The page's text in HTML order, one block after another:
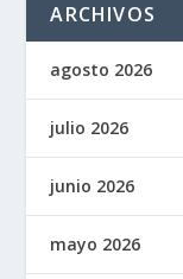
ARCHIVOS
agosto 2026
julio 2026
junio 2026
mayo 2026